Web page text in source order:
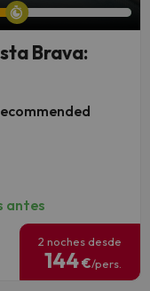
Brava:
antes
2 noches desde
144€/pers.